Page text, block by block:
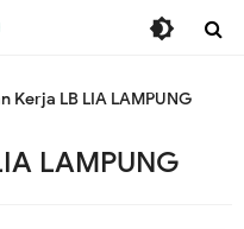
Kerja LB LIA LAMPUNG
LAMPUNG